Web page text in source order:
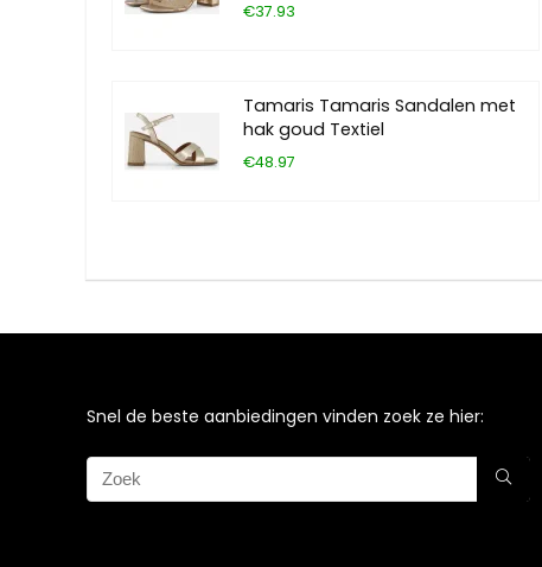
€37.93
Tamaris Tamaris Sandalen met
hak goud Textiel
€48.97
Snel de beste aanbiedingen vinden zoek ze hier: